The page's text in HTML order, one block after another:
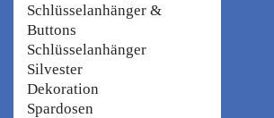
Schlüsselanhänger &
Buttons
Schlüsselanhänger
Silvester
Dekoration
Spardosen